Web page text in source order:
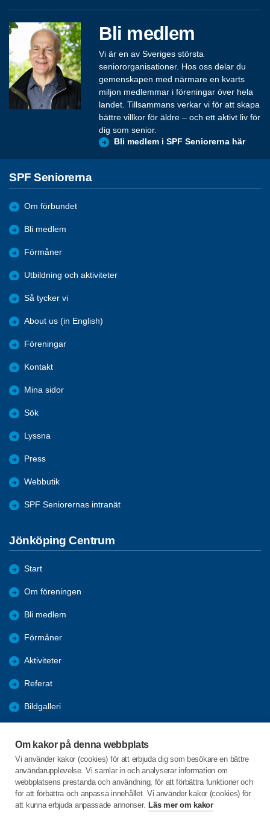
Om kakor på denna webbplats
Vi använder kakor (cookies) för att erbjuda dig som besökare en bättre
användarupplevelse. Vi samlar in och analyserar information om
webbplatsens prestanda och användning, för att förbättra funktioner och
för att förbättra och anpassa innehållet. Vi använder kakor (cookies) för
att kunna erbjuda anpassade annonser. Läs mer om kakor
Bli medlem
Vi är en av Sveriges största
seniororganisationer. Hos oss delar du
gemenskapen med närmare en kvarts
miljon medlemmar i föreningar över hela
landet. Tillsammans verkar vi för att skapa
bättre villkor för äldre – och ett aktivt liv för
dig som senior.
Bli medlem i SPF Seniorerna här
SPF Seniorerna
Om förbundet
Bli medlem
Förmåner
Utbildning och aktiviteter
Så tycker vi
About us (in English)
Föreningar
Kontakt
Mina sidor
Sök
Lyssna
Press
Webbutik
SPF Seniorernas intranät
Jönköping Centrum
Start
Om föreningen
Bli medlem
Förmåner
Aktiviteter
Referat
Bildgalleri
Engagera DIG i vår förening
C/o:Lennart Lööw